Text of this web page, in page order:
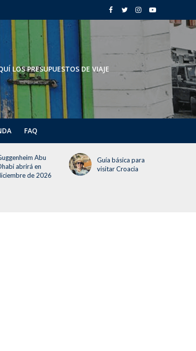
LOS PRESUPUESTOS DE VIAJE
FAQ
básica para
Croacia
Todo lo que deben
saber del Festival del